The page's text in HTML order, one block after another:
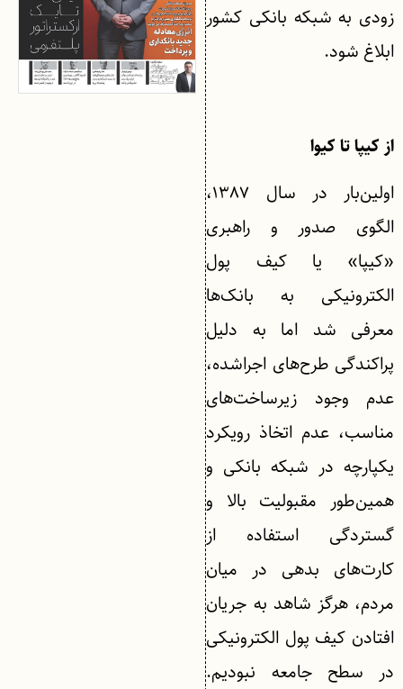
‌زودی به شبکه بانکی کشور
ابلاغ شود.
از کیپا تا کیوا
اولین‌بار در سال ۱۳۸۷،
الگوی صدور و راهبری
«کیپا» یا کیف پول
الکترونیکی به بانک‌ها
معرفی شد اما به دلیل
پراکندگی طرح‌های اجراشده،
عدم وجود زیرساخت‌های
مناسب، عدم اتخاذ رویکرد
یکپارچه در شبکه بانکی و
همین‌طور مقبولیت بالا و
گستردگی استفاده از
کارت‌های بدهی در میان
مردم، هرگز شاهد به جریان
افتادن کیف پول الکترونیکی
در سطح جامعه نبودیم.